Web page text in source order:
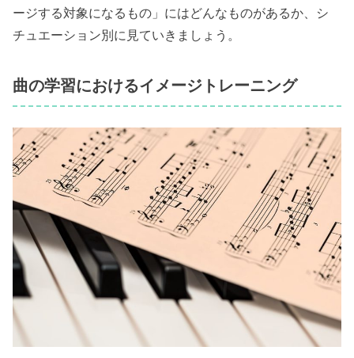
ージする対象になるもの」にはどんなものがあるか、シ
チュエーション別に見ていきましょう。
曲の学習におけるイメージトレーニング